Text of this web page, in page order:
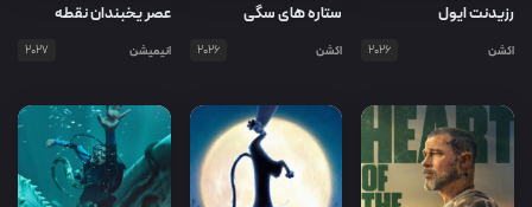
رزیدنت ایول
اکشن 2026
ستاره های سگی
اکشن 2026
عصر یخبندان نقطه
جوش
انیمیشن 2027